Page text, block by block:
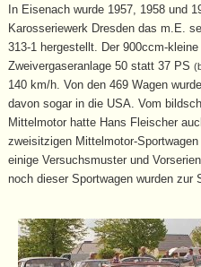
In Eisenach wurde 1957, 1958 und
Karosseriewerk Dresden das m.E.
313-1 hergestellt. Der 900ccm-
Zweivergaseranlage 50 statt 37 PS
140 km/h. Von den 469 Wagen
davon sogar in die USA. Vom
Mittelmotor hatte Hans Fleischer
zweisitzigen Mittelmotor-
einige Versuchsmuster und
noch dieser Sportwagen wurden zur